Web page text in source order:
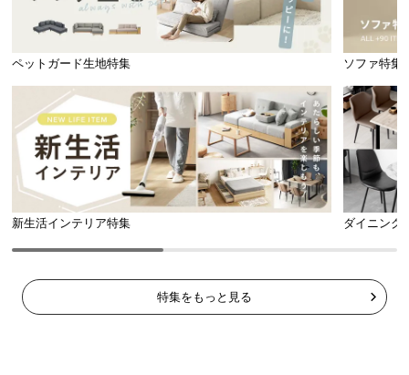
ペットガード生地特集 ソファ特集
新生活インテリア特集 ダイニング
特集をもっと見る